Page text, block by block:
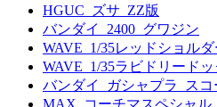
HGUC_ズサ_ZZ版
バンダイ_2400_グワジン
WAVE_1/35レッドショル
WAVE_1/35ラビドリードッ
バンダイ_ガシャプラ_ス
MAX_コーチマスペシャル